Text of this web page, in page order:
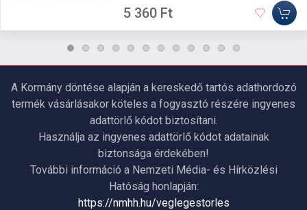
5 360 Ft
A Kormány döntése alapján a kereskedő tartós adathordozó
termék vásárlásakor köteles a fogyasztó részére ingyenes
adattörlő kódot biztosítani.
Használja az ingyenes adattörlő kódot adatainak
biztonsága érdekében!
További információ a Nemzeti Média- és Hírközlési
Hatóság honlapján:
https://nmhh.hu/veglegestorles